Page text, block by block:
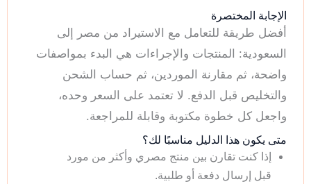
الإجابة المختصرة
أفضل طريقة للتعامل مع الاستيراد من مصر إلى
السعودية: المنتجات والإجراءات هي البدء بمواصفات
واضحة، ثم مقارنة الموردين، ثم حساب الشحن
والتخليص قبل الدفع. لا تعتمد على السعر وحده،
واجعل كل خطوة مكتوبة وقابلة للمراجعة.
متى يكون هذا الدليل مناسبًا لك؟
إذا كنت تقارن بين منتج مصري وأكثر من مورد
قبل إرسال دفعة أو طلبية.